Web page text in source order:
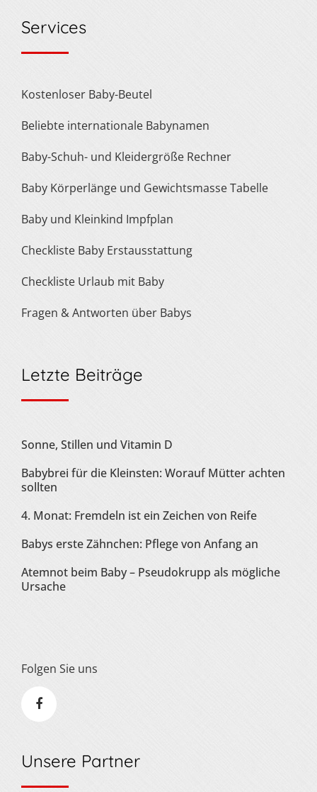
Services
Kostenloser Baby-Beutel
Beliebte internationale Babynamen
Baby-Schuh- und Kleidergröße Rechner
Baby Körperlänge und Gewichtsmasse Tabelle
Baby und Kleinkind Impfplan
Checkliste Baby Erstausstattung
Checkliste Urlaub mit Baby
Fragen & Antworten über Babys
Letzte Beiträge
Sonne, Stillen und Vitamin D
Babybrei für die Kleinsten: Worauf Mütter achten
sollten
4. Monat: Fremdeln ist ein Zeichen von Reife
Babys erste Zähnchen: Pflege von Anfang an
Atemnot beim Baby – Pseudokrupp als mögliche
Ursache
Folgen Sie uns
Unsere Partner